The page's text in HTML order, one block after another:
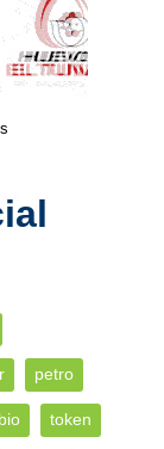
petro
token